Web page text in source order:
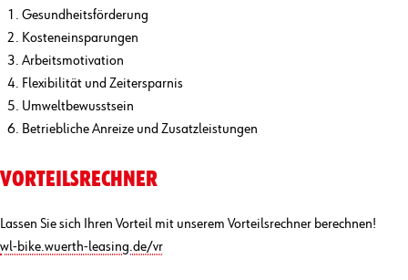
Gesundheitsförderung
Kosteneinsparungen
Arbeitsmotivation
Flexibilität und Zeitersparnis
Umweltbewusstsein
Betriebliche Anreize und Zusatzleistungen
VORTEILSRECHNER
Lassen Sie sich Ihren Vorteil mit unserem Vorteilsrechner berechnen!
wl-bike.wuerth-leasing.de/vr